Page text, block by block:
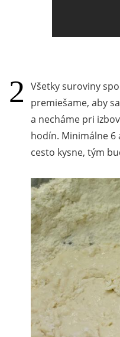
Všetky suroviny
premiešame, aby
a necháme pri
hodín. Minimálne 6
cesto kysne, tým